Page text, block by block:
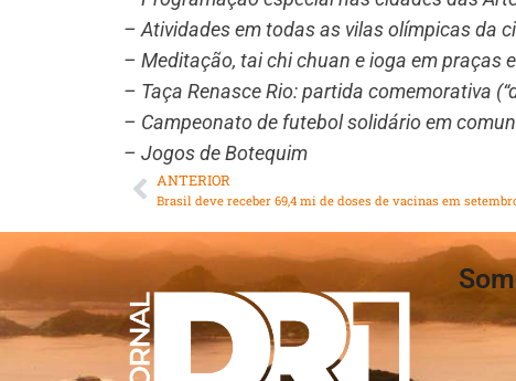
– Atividades em todas as vilas olímpicas da
– Meditação, tai chi chuan e ioga em praças
– Taça Renasce Rio: partida comemorativa
– Campeonato de futebol solidário em
– Jogos de Botequim
ANTERIOR
Brasil deve receber 69,4 mi de doses de vacinas em